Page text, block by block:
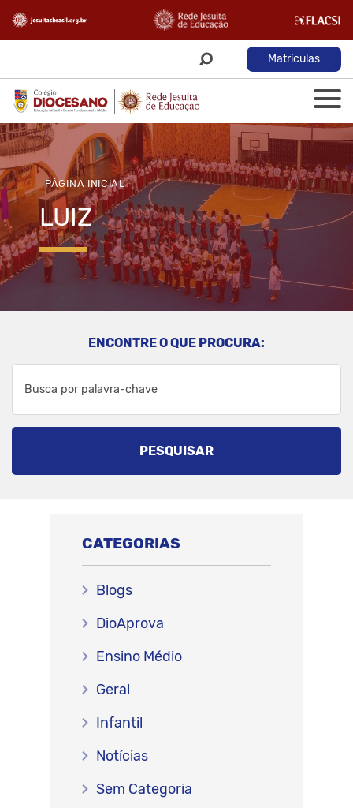
Matrículas
PÁGINA INICIAL
LUIZ
ENCONTRE O QUE PROCURA:
PESQUISAR
CATEGORIAS
Blogs
DioAprova
Ensino Médio
Geral
Infantil
Notícias
Sem Categoria